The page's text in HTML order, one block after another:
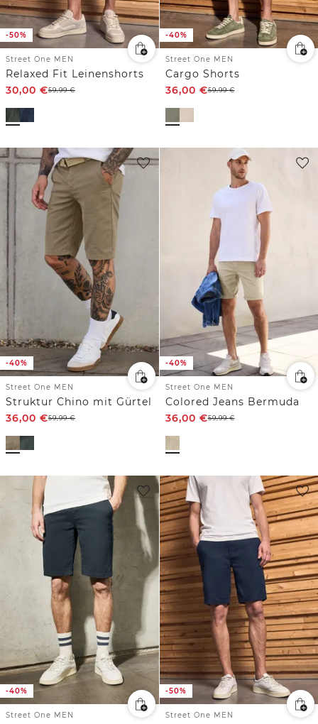
-50%
Street One MEN
Relaxed Fit Leinenshorts
30,00 €59,99€
-40%
Street One MEN
Cargo Shorts
36,00 €59,99€
-40%
Street One MEN
Struktur Chino mit Gürtel
36,00 €59,99€
-40%
Street One MEN
Colored Jeans Bermuda
36,00 €59,99€
-40%
Street One MEN
-50%
Street One MEN